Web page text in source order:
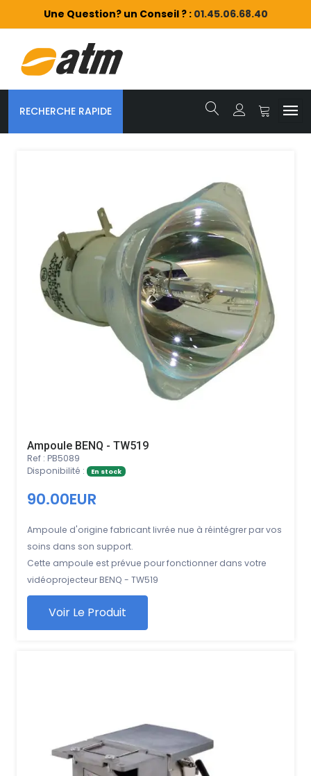
Une Question? un Conseil ? : 01.45.06.68.40
RECHERCHE RAPIDE
Ampoule BENQ - TW519
Ref : PB5089
Disponibilité :
En stock
90.00EUR
Ampoule d'origine fabricant livrée nue à réintégrer par vos
soins dans son support.
Cette ampoule est prévue pour fonctionner dans votre
vidéoprojecteur BENQ - TW519
Voir Le Produit